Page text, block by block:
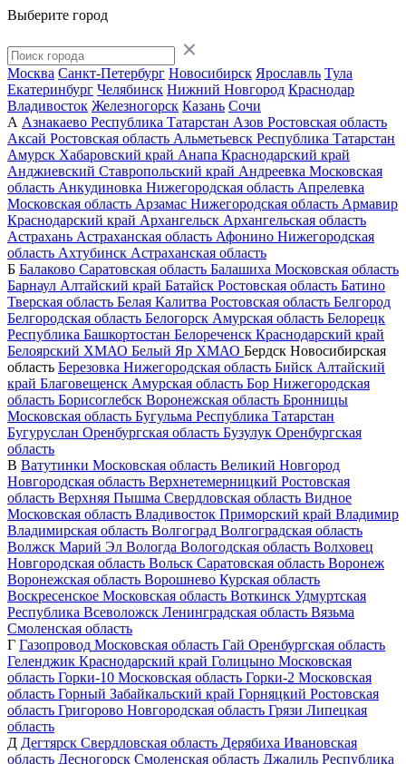
Выберите город
Москва Санкт-Петербург Новосибирск Ярославль Тула
Екатеринбург Челябинск Нижний Новгород Краснодар
Владивосток Железногорск Казань Сочи
А Азнакаево Республика Татарстан Азов Ростовская область
Аксай Ростовская область Альметьевск Республика Татарстан
Амурск Хабаровский край Анапа Краснодарский край
Анджиевский Ставропольский край Андреевка Московская
область Анкудиновка Нижегородская область Апрелевка
Московская область Арзамас Нижегородская область Армавир
Краснодарский край Архангельск Архангельская область
Астрахань Астраханская область Афонино Нижегородская
область Ахтубинск Астраханская область
Б Балаково Саратовская область Балашиха Московская область
Барнаул Алтайский край Батайск Ростовская область Батино
Тверская область Белая Калитва Ростовская область Белгород
Белгородская область Белогорск Амурская область Белорецк
Республика Башкортостан Белореченск Краснодарский край
Белоярский ХМАО Белый Яр ХМАО Бердск Новосибирская
область Березовка Нижегородская область Бийск Алтайский
край Благовещенск Амурская область Бор Нижегородская
область Борисоглебск Воронежская область Бронницы
Московская область Бугульма Республика Татарстан
Бугуруслан Оренбургская область Бузулук Оренбургская
область
В Ватутинки Московская область Великий Новгород
Новгородская область Верхнетемерницкий Ростовская
область Верхняя Пышма Свердловская область Видное
Московская область Владивосток Приморский край Владимир
Владимирская область Волгоград Волгоградская область
Волжск Марий Эл Вологда Вологодская область Волховец
Новгородская область Вольск Саратовская область Воронеж
Воронежская область Ворошнево Курская область
Воскресенское Московская область Воткинск Удмуртская
Республика Всеволожск Ленинградская область Вязьма
Смоленская область
Г Газопровод Московская область Гай Оренбургская область
Геленджик Краснодарский край Голицыно Московская
область Горки-10 Московская область Горки-2 Московская
область Горный Забайкальский край Горняцкий Ростовская
область Григорово Новгородская область Грязи Липецкая
область
Д Дегтярск Свердловская область Дерябиха Ивановская
область Десногорск Смоленская область Джалиль Республика